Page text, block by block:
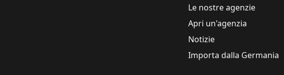
Le nostre agenzie
Apri un'agenzia
Notizie
Importa dalla Germania